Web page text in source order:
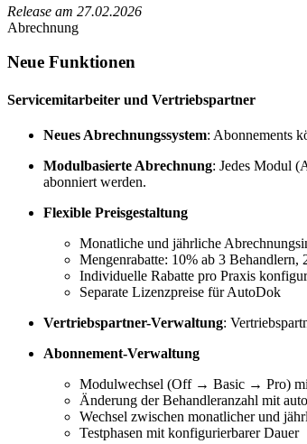
Release am 27.02.2026
Abrechnung
Neue Funktionen
Servicemitarbeiter und Vertriebspartner
Neues Abrechnungssystem: Abonnements
Modulbasierte Abrechnung: Jedes Modul
abonniert werden.
Flexible Preisgestaltung
Monatliche und jährliche
Mengenrabatte: 10% ab 3 Behandlern,
Individuelle Rabatte pro Praxis
Separate Lizenzpreise für AutoDok
Vertriebspartner-Verwaltung:
Abonnement-Verwaltung
Modulwechsel (Off → Basic → Pro)
Änderung der Behandleranzahl mit
Wechsel zwischen monatlicher und
Testphasen mit konfigurierbarer Dauer